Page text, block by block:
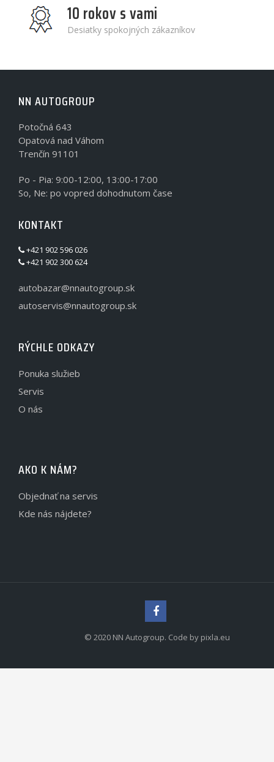
10 rokov s vami
Desiatky spokojných zákazníkov
NN AUTOGROUP
Potočná 643
Opatová nad Váhom
Trenčín 91101
Po - Pia: 9:00-12:00, 13:00-17:00
So, Ne: po vopred dohodnutom čase
KONTAKT
+421 902 596 026
+421 902 300 624
autobazar@nnautogroup.sk
autoservis@nnautogroup.sk
RÝCHLE ODKAZY
Ponuka služieb
Servis
O nás
AKO K NÁM?
Objednať na servis
Kde nás nájdete?
© 2020 NN Autogroup. Code by pixla.eu